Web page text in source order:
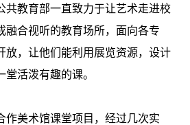
共教育部一直致力于让艺术走进校
融合视听的教育场所，面向各专
放，让他们能利用展览资源，设计
活泼有趣的课。
作美术馆课堂项目，经过几次实